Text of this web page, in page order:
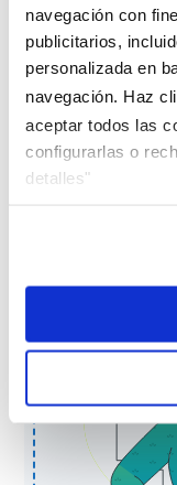
navegación con
publicitarios,
personalizada en
navegación. Haz
aceptar todos las
configurarlas o
detalles"